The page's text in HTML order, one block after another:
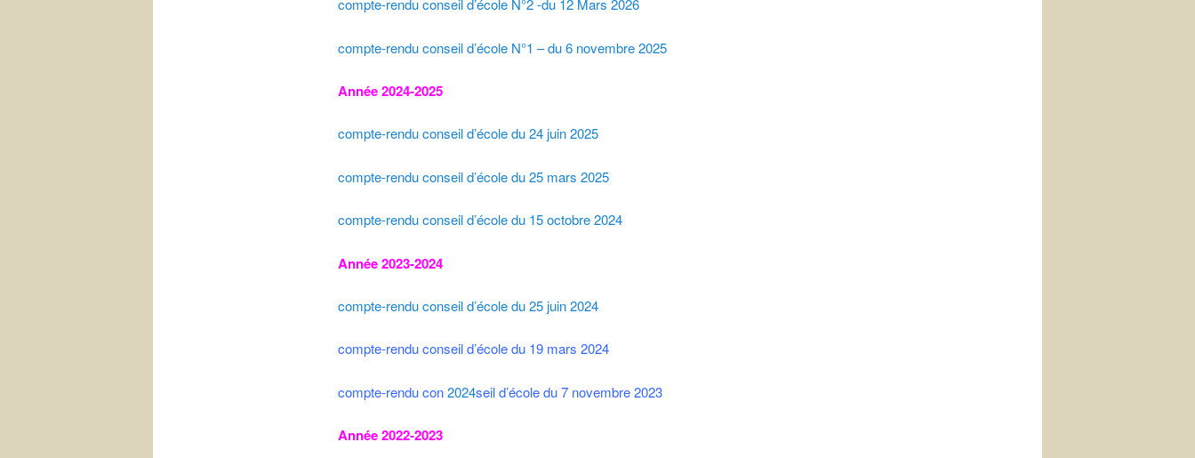
compte-rendu conseil d’école N°2 -du 12 Mars 2026
compte-rendu conseil d’école N°1 – du 6 novembre 2025
Année 2024-2025
compte-rendu conseil d’école du 24 juin 2025
compte-rendu conseil d’école du 25 mars 2025
compte-rendu conseil d’école du 15 octobre 2024
Année 2023-2024
compte-rendu conseil d’école du 25 juin 2024
compte-rendu conseil d’école du 19 mars 2024
compte-rendu con2024seil d’école du 7 novembre 2023
Année 2022-2023